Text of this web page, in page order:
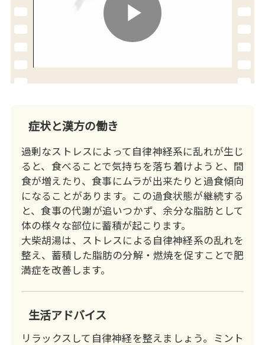
Play
症状と漢方の働き
過剰なストレスによって自律神経系に乱れが生じ
ると、食べることで気持ちを落ち着けようと、間
食が増えたり、食事にムラが出来たりと過食傾向
になることがあります。この過食状態が継続する
と、食事の代謝が追いつかず、余分な脂肪として
体の様々な部位に蓄積が起こります。
大柴胡湯は、ストレスによる自律神経系の乱れを
整え、蓄積した脂肪の分解・燃焼を促すことで肥
満症を改善します。
生活アドバイス
リラックスして自律神経を整えましょう。ミント